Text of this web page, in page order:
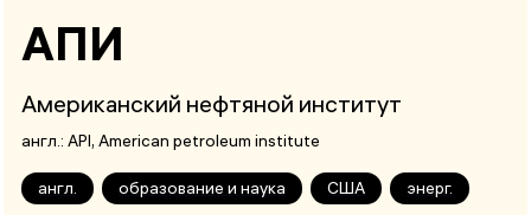
АПИ
Американский нефтяной институт
англ.: API, American petroleum institute
англ. образование и наука США энерг.